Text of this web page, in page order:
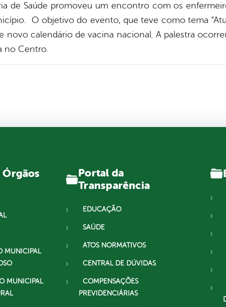
de Saúde promoveu um encontro com os
O objetivo do evento, que teve como tema
novo calendário de vacina nacional. A palestra
no Centro.
Órgãos
MUNICIPAL
MUNICIPAL
Portal da
Transparência
EDUCAÇÃO
SAÚDE
ATOS NORMATIVOS
CENTRAL DE DÚVIDAS
COMPENSAÇÕES
PREVIDENCIÁRIAS